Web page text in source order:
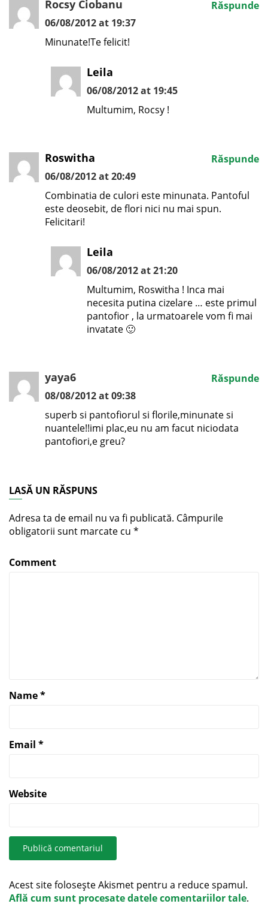
Rocsy Ciobanu
06/08/2012 at 19:37
Minunate!Te felicit!
Răspunde
Leila
06/08/2012 at 19:45
Multumim, Rocsy !
Roswitha
06/08/2012 at 20:49
Combinatia de culori este minunata. Pantoful
este deosebit, de flori nici nu mai spun.
Felicitari!
Răspunde
Leila
06/08/2012 at 21:20
Multumim, Roswitha ! Inca mai
necesita putina cizelare … este primul
pantofior , la urmatoarele vom fi mai
invatate 🙂
yaya6
08/08/2012 at 09:38
superb si pantofiorul si florile,minunate si
nuantele!!imi plac,eu nu am facut niciodata
pantofiori,e greu?
Răspunde
LASĂ UN RĂSPUNS
Adresa ta de email nu va fi publicată. Câmpurile
obligatorii sunt marcate cu *
Comment
Name*
Email *
Website
Acest site folosește Akismet pentru a reduce spamul.
Află cum sunt procesate datele comentariilor tale.